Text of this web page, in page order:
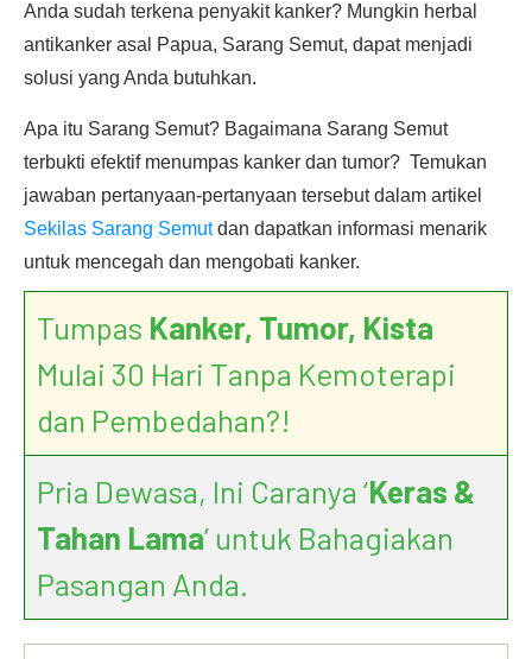
Anda sudah terkena penyakit kanker? Mungkin herbal
antikanker asal Papua, Sarang Semut, dapat menjadi
solusi yang Anda butuhkan.
Apa itu Sarang Semut? Bagaimana Sarang Semut
terbukti efektif menumpas kanker dan tumor? Temukan
jawaban pertanyaan-pertanyaan tersebut dalam artikel
Sekilas Sarang Semutdan dapatkan informasi menarik
untuk mencegah dan mengobati kanker.
Tumpas Kanker, Tumor, Kista
Mulai 30 Hari Tanpa Kemoterapi
dan Pembedahan?!
Pria Dewasa, Ini Caranya ‘Keras &
Tahan Lama’ untuk Bahagiakan
Pasangan Anda.